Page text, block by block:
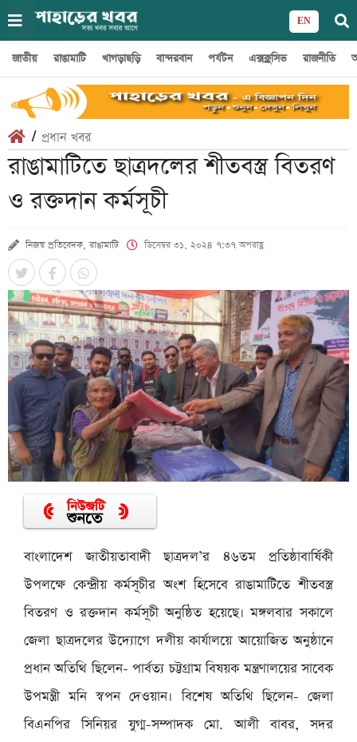
EN
জাতীয় রাঙামাটি খাগড়াছড়ি বান্দরবান পর্যটন এক্সক্লুসিভ রাজনীতি
/ প্রধান খবর
রাঙামাটিতে ছাত্রদলের শীতবস্ত্র বিতরণ
ও রক্তদান কর্মসূচী
নিজস্ব প্রতিবেদক, রাঙামাটি ডিসেম্বর ৩১, ২০২৪ ৭:৩৭ অপরাহ্ণ
বাংলাদেশ জাতীয়তাবাদী ছাত্রদল’র ৪৬তম প্রতিষ্ঠাবার্ষিকী
উপলক্ষে কেন্দ্রীয় কর্মসূচীর অংশ হিসেবে রাঙামাটিতে শীতবস্ত্র
বিতরণ ও রক্তদান কর্মসূচী অনুষ্ঠিত হয়েছে। মঙ্গলবার সকালে
জেলা ছাত্রদলের উদ্যোগে দলীয় কার্যালয়ে আয়োজিত অনুষ্ঠানে
প্রধান অতিথি ছিলেন- পার্বত্য চট্টগ্রাম বিষয়ক মন্ত্রণালয়ের সাবেক
উপমন্ত্রী মনি স্বপন দেওয়ান। বিশেষ অতিথি ছিলেন- জেলা
বিএনপির সিনিয়র যুগ্ম-সম্পাদক মো. আলী বাবর, সদর